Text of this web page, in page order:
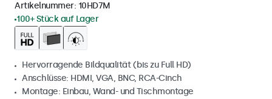
Artikelnummer: 10HD7M
100+ Stück auf Lager
Hervorragende Bildqualität (bis zu Full HD)
Anschlüsse: HDMI, VGA, BNC, RCA-Cinch
Montage: Einbau, Wand- und Tischmontage